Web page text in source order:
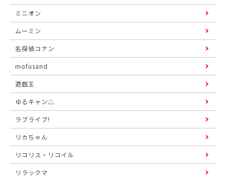
ミニオン
ムーミン
名探偵コナン
mofusand
遊戯王
ゆるキャン△
ラブライブ!
リカちゃん
リコリス・リコイル
リラックマ